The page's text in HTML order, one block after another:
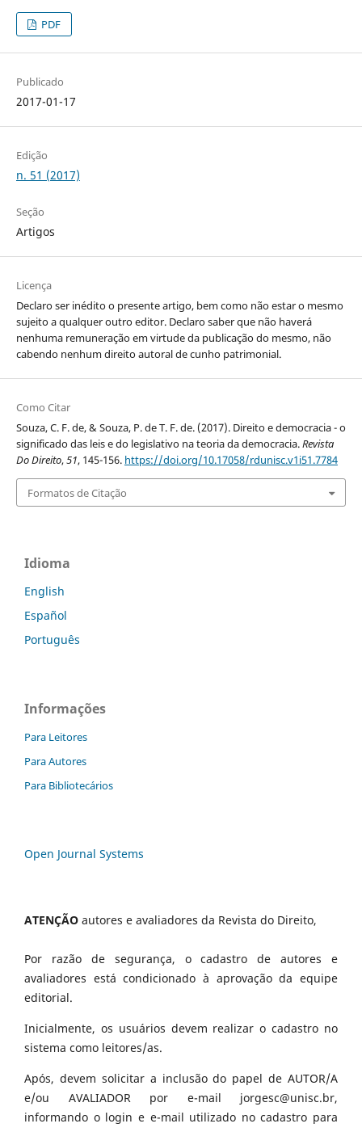
PDF
Publicado
2017-01-17
Edição
n. 51 (2017)
Seção
Artigos
Licença
Declaro ser inédito o presente artigo, bem como não estar o mesmo
sujeito a qualquer outro editor. Declaro saber que não haverá
nenhuma remuneração em virtude da publicação do mesmo, não
cabendo nenhum direito autoral de cunho patrimonial.
Como Citar
Souza, C. F. de, & Souza, P. de T. F. de. (2017). Direito e democracia - o
significado das leis e do legislativo na teoria da democracia.Revista
Do Direito,51, 145-156. https://doi.org/10.17058/rdunisc.v1i51.7784
Formatos de Citação
Idioma
English
Español
Português
Informações
Para Leitores
Para Autores
Para Bibliotecários
Open Journal Systems
ATENÇÃO autores e avaliadores da Revista do Direito,
Por razão de segurança, o cadastro de autores e
avaliadores está condicionado à aprovação da equipe
editorial.
Inicialmente, os usuários devem realizar o cadastro no
sistema como leitores/as.
Após, devem solicitar a inclusão do papel de AUTOR/A
e/ou AVALIADOR por e-mail jorgesc@unisc.br,
informando o login e e-mail utilizado no cadastro para